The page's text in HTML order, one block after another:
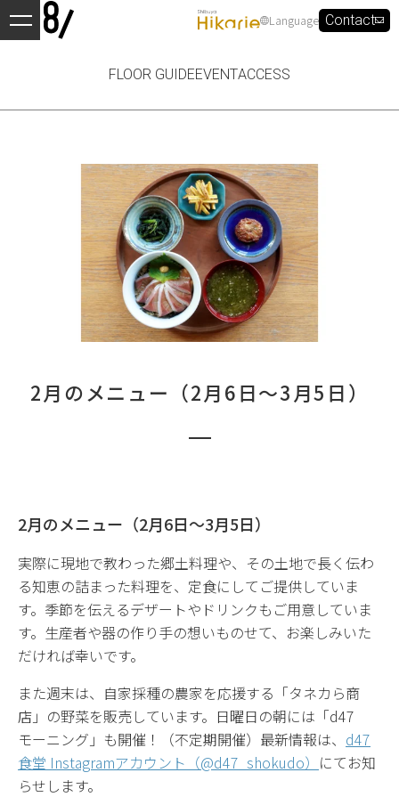
Language Contact
FLOOR GUIDEEVENTACCESS
2月のメニュー（2月6日〜3月5日）
2月のメニュー（2月6日〜3月5日）
実際に現地で教わった郷土料理や、その土地で長く伝わ
る知恵の詰まった料理を、定食にしてご提供していま
す。季節を伝えるデザートやドリンクもご用意していま
す。生産者や器の作り手の想いものせて、お楽しみいた
だければ幸いです。
また週末は、自家採種の農家を応援する「タネカら商
店」の野菜を販売しています。日曜日の朝には「d47
モーニング」も開催！（不定期開催）最新情報は、 d47
食堂 Instagramアカウント（@d47_shokudo） にてお知
らせします。